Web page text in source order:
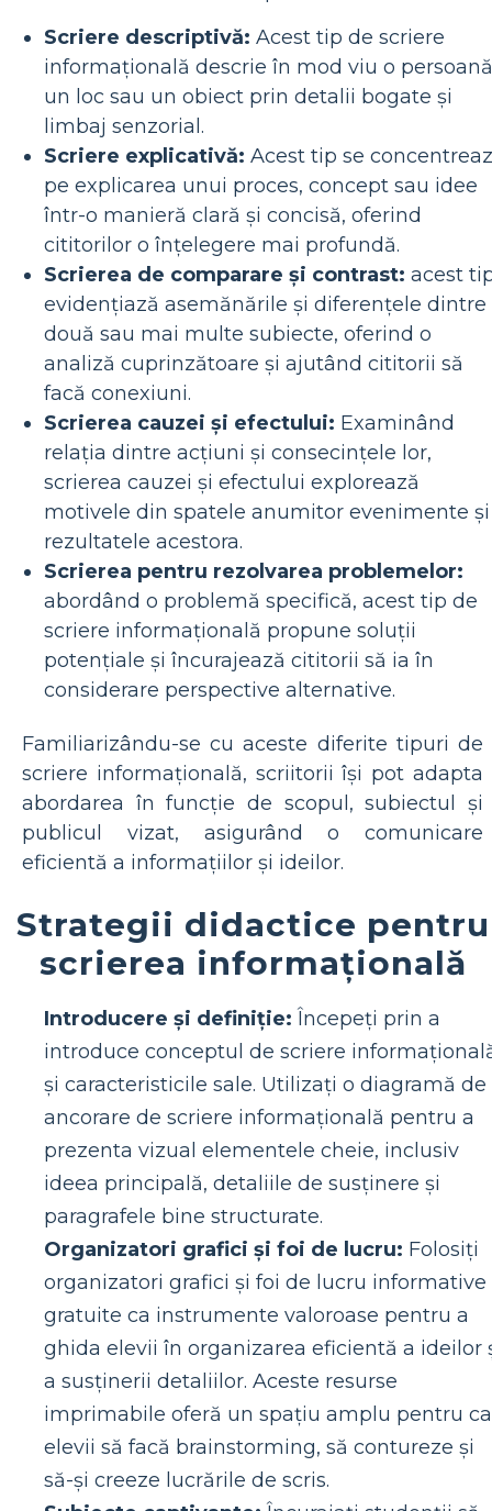
Scriere descriptivă: Acest tip de scriere
informațională descrie în mod viu o
un loc sau un obiect prin detalii bogate și
limbaj senzorial.
Scriere explicativă: Acest tip se
pe explicarea unui proces, concept sau idee
într-o manieră clară și concisă, oferind
cititorilor o înțelegere mai profundă.
Scrierea de comparare și contrast: acest
evidențiază asemănările și diferențele dintre
două sau mai multe subiecte, oferind o
analiză cuprinzătoare și ajutând cititorii să
facă conexiuni.
Scrierea cauzei și efectului: Examinând
relația dintre acțiuni și consecințele lor,
scrierea cauzei și efectului explorează
motivele din spatele anumitor evenimente și
rezultatele acestora.
Scrierea pentru rezolvarea problemelor:
abordând o problemă specifică, acest tip de
scriere informațională propune soluții
potențiale și încurajează cititorii să ia în
considerare perspective alternative.
Familiarizându-se cu aceste diferite tipuri de
scriere informațională, scriitorii își pot adapta
abordarea în funcție de scopul, subiectul și
publicul vizat, asigurând o comunicare
eficientă a informațiilor și ideilor.
Strategii didactice pentru
scrierea informațională
Introducere și definiție: Începeți prin a
introduce conceptul de scriere
și caracteristicile sale. Utilizați o diagramă de
ancorare de scriere informațională pentru a
prezenta vizual elementele cheie, inclusiv
ideea principală, detaliile de susținere și
paragrafele bine structurate.
Organizatori grafici și foi de lucru: Folosiți
organizatori grafici și foi de lucru informative
gratuite ca instrumente valoroase pentru a
ghida elevii în organizarea eficientă a ideilor
a susținerii detaliilor. Aceste resurse
imprimabile oferă un spațiu amplu pentru ca
elevii să facă brainstorming, să contureze și
să-și creeze lucrările de scris.